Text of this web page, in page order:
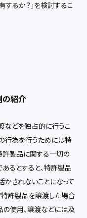
るか？」を検討するこ
の紹介
などを独占的に行うこ
行為を行うためには特
許製品に関する一切の
るとすると、特許製品
かされないことになって
特許製品を譲渡した場合
使用、譲渡などには及